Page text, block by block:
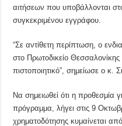
αιτήσεων που υποβάλλονται
συγκεκριμένου εγγράφου.
“Σε αντίθετη περίπτωση, ο
στο Πρωτοδικείο
πιστοποιητικό”, σημείωσε ο κ.
Να σημειωθεί ότι η προθεσμία
πρόγραμμα, λήγει στις 9
χρηματοδότησης κυμαίνεται